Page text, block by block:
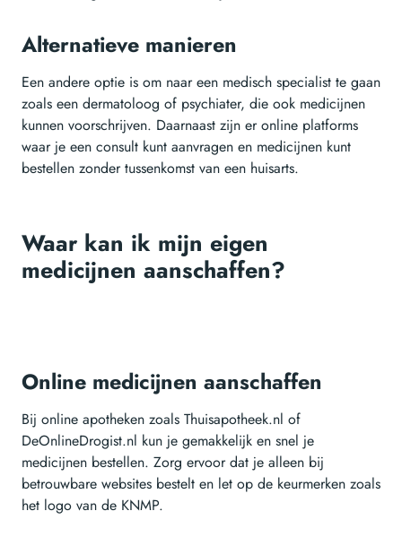
Alternatieve manieren
Een andere optie is om naar een medisch specialist te gaan
zoals een dermatoloog of psychiater, die ook medicijnen
kunnen voorschrijven. Daarnaast zijn er online platforms
waar je een consult kunt aanvragen en medicijnen kunt
bestellen zonder tussenkomst van een huisarts.
Waar kan ik mijn eigen
medicijnen aanschaffen?
Online medicijnen aanschaffen
Bij online apotheken zoals Thuisapotheek.nl of
DeOnlineDrogist.nl kun je gemakkelijk en snel je
medicijnen bestellen. Zorg ervoor dat je alleen bij
betrouwbare websites bestelt en let op de keurmerken zoals
het logo van de KNMP.